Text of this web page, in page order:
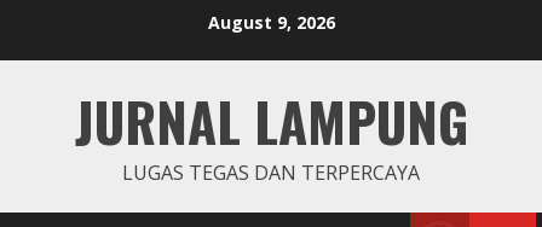
August 9, 2026
JURNAL LAMPUNG
LUGAS TEGAS DAN TERPERCAYA